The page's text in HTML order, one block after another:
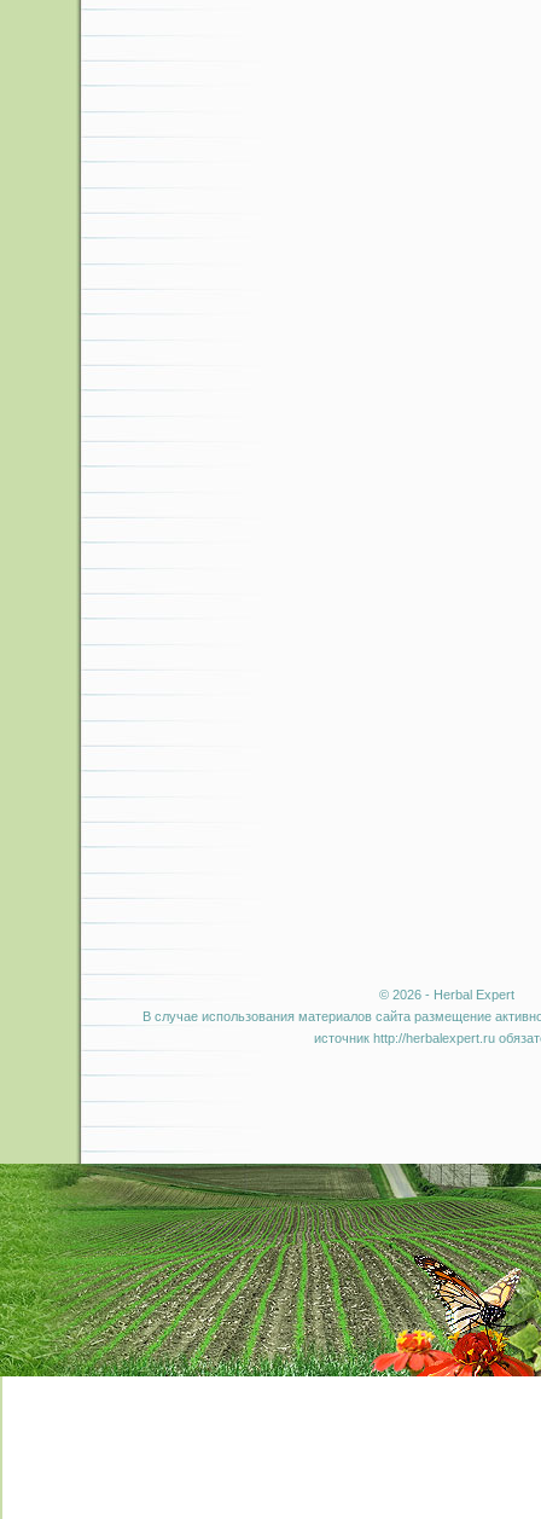
© 2026 - Herbal Expert
В случае использования материалов сайта размещение
источник http://herbalexpert.ru